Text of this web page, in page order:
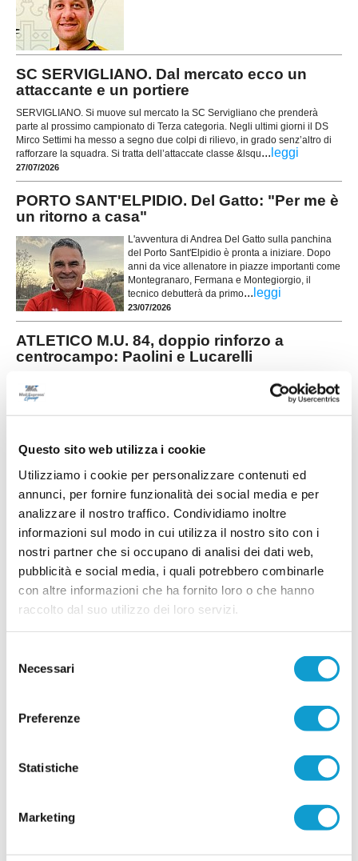
Questo sito web utilizza i cookie
Utilizziamo i cookie per personalizzare contenuti ed
annunci, per fornire funzionalità dei social media e per
analizzare il nostro traffico. Condividiamo inoltre
informazioni sul modo in cui utilizza il nostro sito con i
nostri partner che si occupano di analisi dei dati web,
pubblicità e social media, i quali potrebbero combinarle
con altre informazioni che ha fornito loro o che hanno
raccolto dal suo utilizzo dei loro servizi.
delNecessari
Preferenze
Statistiche
Marketing
SC SERVIGLIANO. Dal mercato ecco un
attaccante e un portiere
SERVIGLIANO. Si muove sul mercato la SC Servigliano che prenderà
parte al prossimo campionato di Terza categoria. Negli ultimi giorni il DS
Mirco Settimi ha messo a segno due colpi di rilievo, in grado senz’altro di
rafforzare la squadra. Si tratta dell’attaccate classe &lsqu... leggi
27/07/2026
PORTO SANT'ELPIDIO. Del Gatto: "Per me è
un ritorno a casa"
L'avventura di Andrea Del Gatto sulla panchina
del Porto Sant'Elpidio è pronta a iniziare. Dopo
anni da vice allenatore in piazze importanti come
Montegranaro, Fermana e Montegiorgio, il
tecnico debutterà da primo... leggi
23/07/2026
ATLETICO M.U. 84, doppio rinforzo a
centrocampo: Paolini e Lucarelli
e mette a segno un doppio colpo per il
...leggi
PINTURETTA. Atriani e Cimadamore sono le
prime novità di mercato
mercato in vista della stagione 2026/2027 con
due innesti. La società rossoblù ha annunciato
gli arrivi di Mirco Atriani e Lorenzo Cimadamore,
primi rinforz ... leggi
21/07/2026
PORTO SANT'ELPIDIO. Cannoni nuovo DS:
appartenenza. È questa la missione di Alessandro Cannoni, nuovo
direttore sportivo del Porto Sant'Elpidio, chiamato a costruire la squadra
Il Piane MG prosegue la costruzione della rosa in